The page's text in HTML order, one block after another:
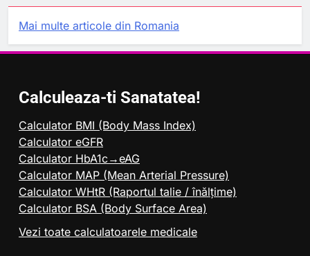
Mai multe articole din Romania
Calculeaza-ti Sanatatea!
Calculator BMI (Body Mass Index)
Calculator eGFR
Calculator HbA1c→eAG
Calculator MAP (Mean Arterial Pressure)
Calculator WHtR (Raportul talie / înălțime)
Calculator BSA (Body Surface Area)
Vezi toate calculatoarele medicale